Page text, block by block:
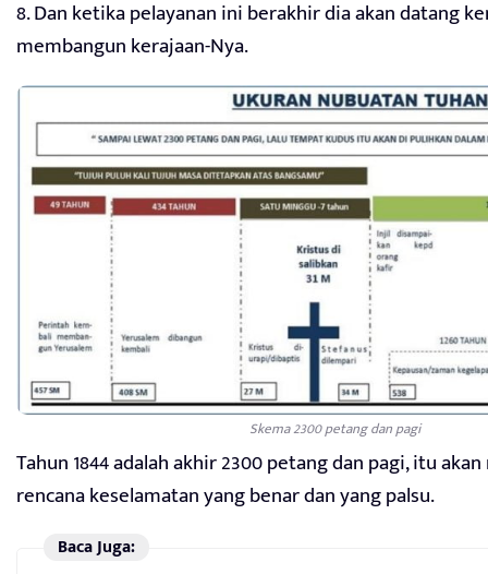
8. Dan ketika pelayanan ini berakhir dia akan datang
membangun kerajaan-Nya.
Skema 2300 petang dan pagi
Tahun 1844 adalah akhir 2300 petang dan pagi, itu
rencana keselamatan yang benar dan yang palsu.
Baca Juga: